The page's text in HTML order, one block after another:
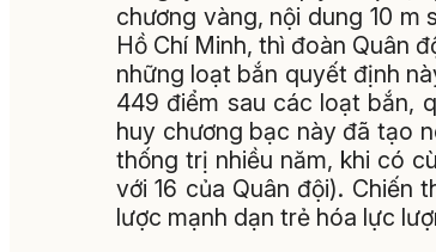
chương vàng, nội dung 10
Hồ Chí Minh, thì đoàn Quân
những loạt bắn quyết định
449 điểm sau các loạt bắn,
huy chương bạc này đã tạo
thống trị nhiều năm, khi có
với 16 của Quân đội). Chiến
lược mạnh dạn trẻ hóa lực